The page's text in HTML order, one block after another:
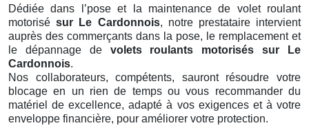
Dédiée dans l’pose et la maintenance de volet roulant
motorisésur Le Cardonnois, notre prestataire intervient
auprès des commerçants dans la pose, le remplacement et
le dépannage de volets roulants motorisés
sur Le
Cardonnois.
Nos collaborateurs, compétents, sauront résoudre votre
blocage en un rien de temps ou vous recommander du
matériel de excellence, adapté à vos exigences et à votre
enveloppe financière, pour améliorer votre protection.